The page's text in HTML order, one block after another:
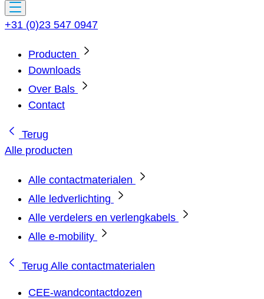
+31 (0)23 547 0947
Producten
Downloads
Over Bals
Contact
Terug
Alle producten
Alle contactmaterialen
Alle ledverlichting
Alle verdelers en verlengkabels
Alle e-mobility
Terug Alle contactmaterialen
CEE-wandcontactdozen